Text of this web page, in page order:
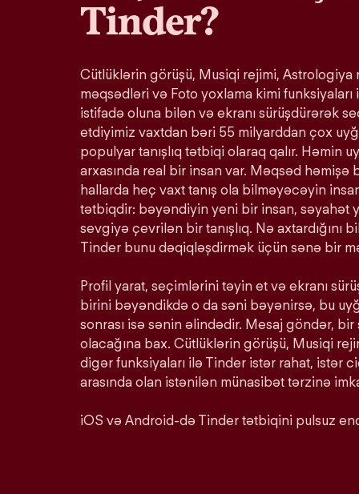
Tinder?
Cütlüklərin görüşü, Musiqi rejimi, Astrologiya
məqsədləri və Foto yoxlama kimi funksiyaları
istifadə oluna bilən və ekranı sürüşdürərək
etdiyimiz vaxtdan bəri 55 milyarddan çox
populyar tanışlıq tətbiqi olaraq qalır. Həmin
arxasında real bir insan var. Məqsəd həmişə
hallarda heç vaxt tanış ola bilməyəcəyin
tətbiqdir: bəyəndiyin yeni bir insan, səyahət
sevgiyə çevrilən bir tanışlıq. Nə axtardığını
Tinder bunu dəqiqləşdirmək üçün sənə bir
Profil yarat, seçimlərini təyin et və ekranı
birini bəyəndikdə o da səni bəyənirsə, bu
sonrası isə sənin əlindədir. Mesaj göndər, bir
olacağına bax. Cütlüklərin görüşü, Musiqi
digər funksiyaları ilə Tinder istər rahat, istər
arasında olan istənilən münasibət tərzinə
iOS və Android-də Tinder tətbiqini pulsuz